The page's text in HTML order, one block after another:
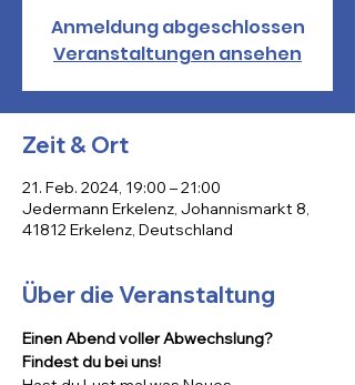
Anmeldung abgeschlossen
Veranstaltungen ansehen
Zeit & Ort
21. Feb. 2024, 19:00 – 21:00
Jedermann Erkelenz, Johannismarkt 8,
41812 Erkelenz, Deutschland
Über die Veranstaltung
Einen Abend voller Abwechslung?
Findest du bei uns!